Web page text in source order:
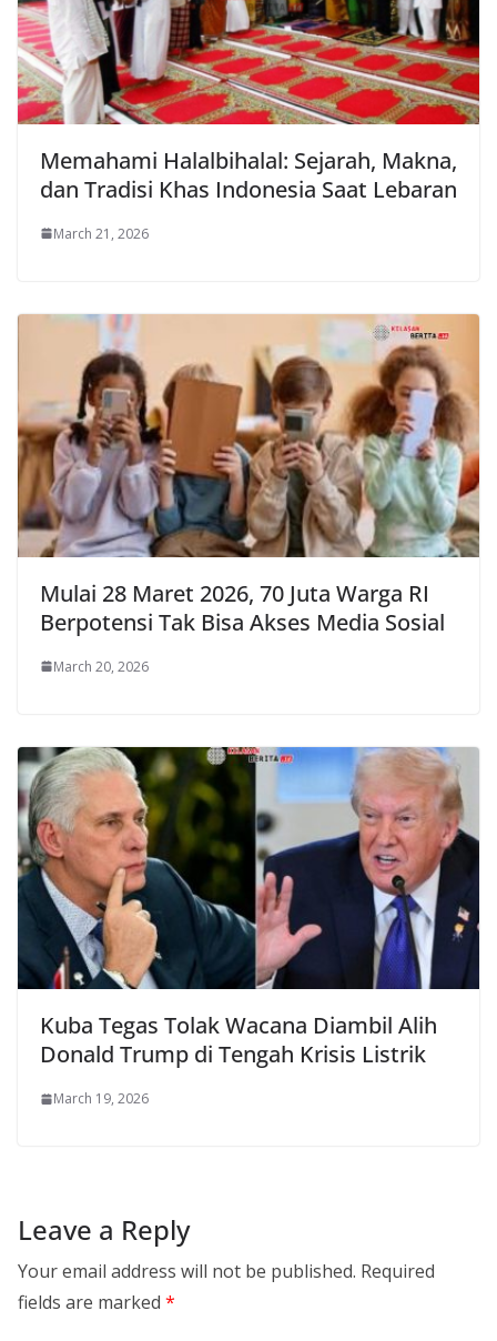
Memahami Halalbihalal: Sejarah, Makna,
dan Tradisi Khas Indonesia Saat Lebaran
March 21, 2026
Mulai 28 Maret 2026, 70 Juta Warga RI
Berpotensi Tak Bisa Akses Media Sosial
March 20, 2026
Kuba Tegas Tolak Wacana Diambil Alih
Donald Trump di Tengah Krisis Listrik
March 19, 2026
Leave a Reply
Your email address will not be published. Required
fields are marked *